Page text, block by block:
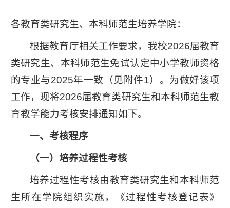
各教育类研究生、本科师范生培养学院：
根据教育厅相关工作要求，我校2026届教育
类研究生、本科师范生免试认定中小学教师资格
的专业与2025年一致（见附件1）。为做好该项
工作，现将2026届教育类研究生和本科师范生教
育教学能力考核安排通知如下。
一、考核程序
（一）培养过程性考核
培养过程性考核由教育类研究生和本科师范
生所在学院组织实施，《过程性考核登记表》